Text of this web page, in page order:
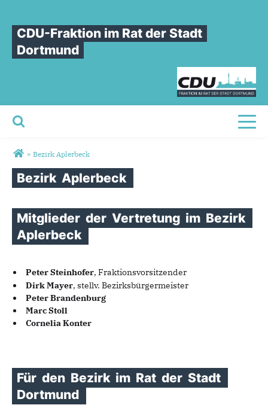
CDU-Fraktion im Rat der Stadt
Dortmund
Sie sind hier
» Bezirk Aplerbeck
Bezirk Aplerbeck
Mitglieder der Vertretung im Bezirk
Aplerbeck
Peter Steinhofer, Fraktionsvorsitzender
Dirk Mayer, stellv. Bezirksbürgermeister
Peter Brandenburg
Marc Stoll
Cornelia Konter
Für den Bezirk im Rat der Stadt
Dortmund